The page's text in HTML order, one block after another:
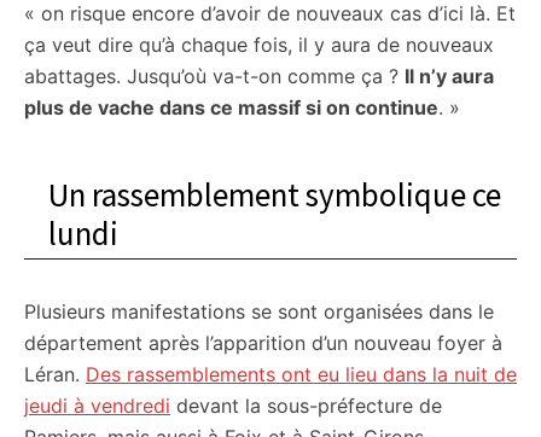
« on risque encore d’avoir de nouveaux cas d’ici là. Et
ça veut dire qu’à chaque fois, il y aura de nouveaux
abattages. Jusqu’où va-t-on comme ça ? Il n’y aura
plus de vache dans ce massif si on continue. »
Un rassemblement symbolique ce
lundi
Plusieurs manifestations se sont organisées dans le
département après l’apparition d’un nouveau foyer à
Léran. Des rassemblements ont eu lieu dans la nuit de
jeudi à vendredi devant la sous-préfecture de